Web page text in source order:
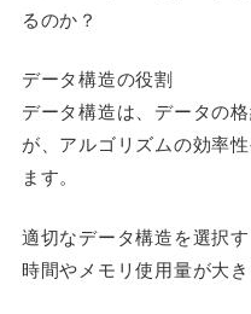
るのか？
データ構造の役割
データ構造は、データの
が、アルゴリズムの効率
ます。
適切なデータ構造を選択
時間やメモリ使用量が大き